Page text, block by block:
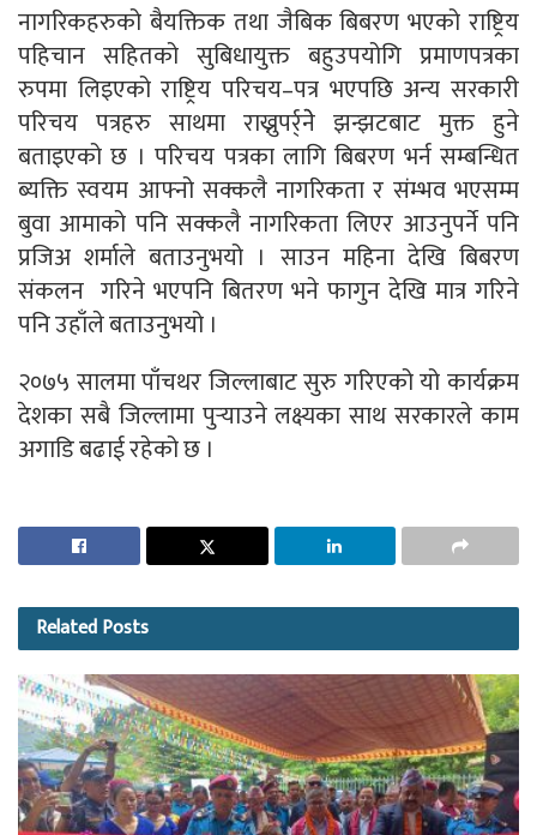
नागरिकहरुको बैयक्तिक तथा जैबिक बिबरण भएको राष्ट्रिय
पहिचान सहितको सुबिधायुक्त बहुउपयोगि प्रमाणपत्रका
रुपमा लिइएको राष्ट्रिय परिचय–पत्र भएपछि अन्य सरकारी
परिचय पत्रहरु साथमा राख्नुपर्र्नेे झन्झटबाट मुक्त हुने
बताइएको छ । परिचय पत्रका लागि बिबरण भर्न सम्बन्धित
ब्यक्ति स्वयम आफ्नो सक्कलै नागरिकता र संम्भव भएसम्म
बुवा आमाको पनि सक्कलै नागरिकता लिएर आउनुपर्ने पनि
प्रजिअ शर्माले बताउनुभयो । साउन महिना देखि बिबरण
संकलन गरिने भएपनि बितरण भने फागुन देखि मात्र गरिने
पनि उहाँले बताउनुभयो ।
२०७५ सालमा पाँचथर जिल्लाबाट सुरु गरिएको यो कार्यक्रम
देशका सबै जिल्लामा पुर्‍याउने लक्ष्यका साथ सरकारले काम
अगाडि बढाई रहेको छ ।
RelatedPosts